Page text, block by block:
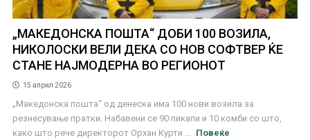
„МАКЕДОНСКА ПОШТА“ ДОБИ 100 ВОЗИЛА,
НИКОЛОСКИ ВЕЛИ ДЕКА СО НОВ СОФТВЕР ЌЕ
СТАНЕ НАЈМОДЕРНА ВО РЕГИОНОТ
15 април 2026
„Македонска пошта“ од денеска има 100 нови возила за
резнесување пратки. Набавени се 90 пикапи и 10 комби со што,
како што рече директорот Орхан Курти ...
Повеќе